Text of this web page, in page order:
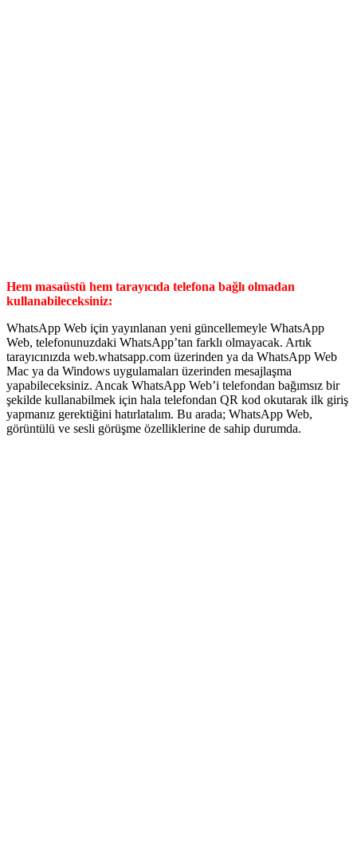
Hem masaüstü hem tarayıcıda telefona bağlı olmadan
kullanabileceksiniz:
WhatsApp Web için yayınlanan yeni güncellemeyle WhatsApp
Web, telefonunuzdaki WhatsApp’tan farklı olmayacak. Artık
tarayıcınızda web.whatsapp.com üzerinden ya da WhatsApp Web
Mac ya da Windows uygulamaları üzerinden mesajlaşma
yapabileceksiniz. Ancak WhatsApp Web’i telefondan bağımsız bir
şekilde kullanabilmek için hala telefondan QR kod okutarak ilk giriş
yapmanız gerektiğini hatırlatalım. Bu arada; WhatsApp Web,
görüntülü ve sesli görüşme özelliklerine de sahip durumda.